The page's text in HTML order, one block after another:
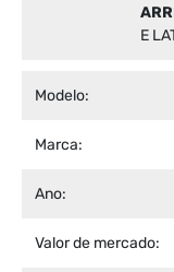
E
Modelo:
Marca:
Ano:
Valor de mercado: